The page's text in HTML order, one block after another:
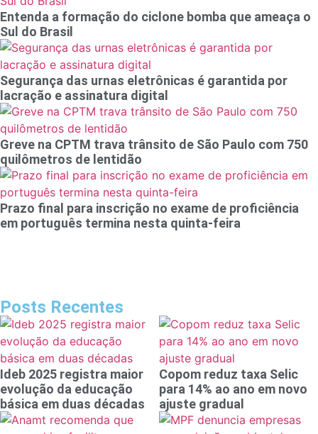
Entenda a formação do ciclone bomba que ameaça o
Sul do Brasil
Segurança das urnas eletrônicas é garantida por
lacração e assinatura digital
Greve na CPTM trava trânsito de São Paulo com 750
quilômetros de lentidão
Prazo final para inscrição no exame de proficiência
em português termina nesta quinta-feira
Posts Recentes
Ideb 2025 registra maior
evolução da educação
básica em duas décadas
Copom reduz taxa Selic
para 14% ao ano em novo
ajuste gradual